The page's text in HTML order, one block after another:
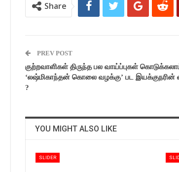
Share
PREV POST
குற்றவாளிகள் திருந்த பல வாய்ப்புகள்
‘ல‌ஷ்மிகாந்தன் கொலை வழக்கு’ பட இயக்குநரின்
?
YOU MIGHT ALSO LIKE
SLIDER